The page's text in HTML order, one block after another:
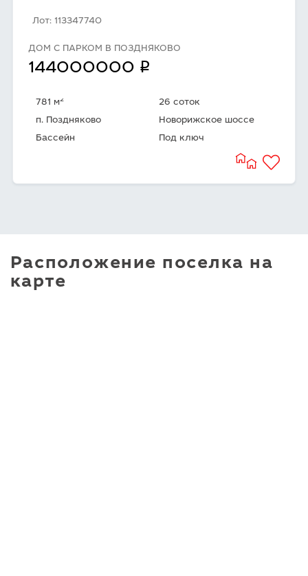
Лот: 113347740
ДОМ С ПАРКОМ В ПОЗДНЯКОВО
144000000 q
781 м2
26 соток
п. Поздняково
Новорижское шоссе
Бассейн
Под ключ
Расположение поселка на
карте